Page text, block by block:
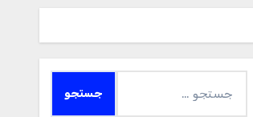
برای: